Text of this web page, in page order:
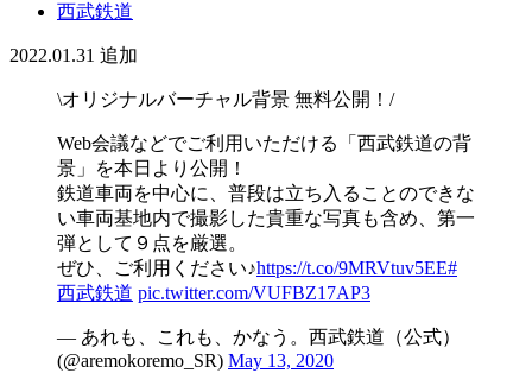
西武鉄道
2022.01.31 追加
\オリジナルバーチャル背景 無料公開！/
Web会議などでご利用いただける「西武鉄道の背
景」を本日より公開！
鉄道車両を中心に、普段は立ち入ることのできな
い車両基地内で撮影した貴重な写真も含め、第一
弾として９点を厳選。
ぜひ、ご利用ください♪https://t.co/9MRVtuv5EE#
西武鉄道 pic.twitter.com/VUFBZ17AP3
— あれも、これも、かなう。西武鉄道（公式）
(@aremokoremo_SR) May 13, 2020